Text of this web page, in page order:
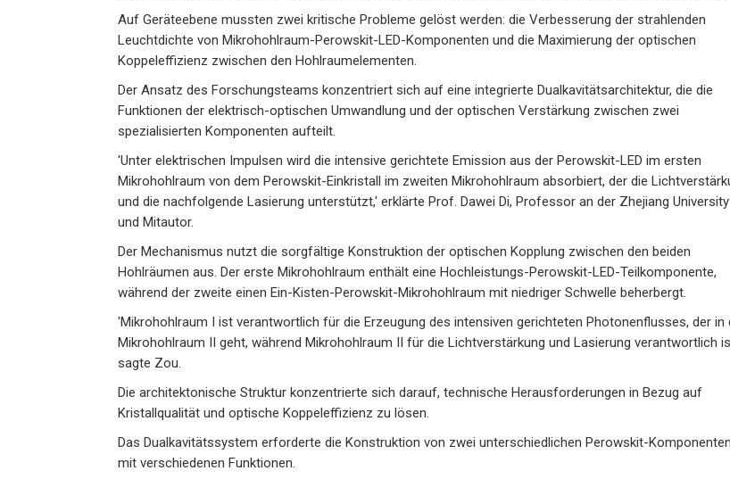
Auf Geräteebene mussten zwei kritische Probleme gelöst werden: die Verbesserung der strahlenden
Leuchtdichte von Mikrohohlraum-Perowskit-LED-Komponenten und die Maximierung der optischen
Koppeleffizienz zwischen den Hohlraumelementen.
Der Ansatz des Forschungsteams konzentriert sich auf eine integrierte Dualkavitätsarchitektur, die die
Funktionen der elektrisch-optischen Umwandlung und der optischen Verstärkung zwischen zwei
spezialisierten Komponenten aufteilt.
'Unter elektrischen Impulsen wird die intensive gerichtete Emission aus der Perowskit-LED im ersten
Mikrohohlraum von dem Perowskit-Einkristall im zweiten Mikrohohlraum absorbiert, der die
und die nachfolgende Lasierung unterstützt,' erklärte Prof. Dawei Di, Professor an der Zhejiang University
und Mitautor.
Der Mechanismus nutzt die sorgfältige Konstruktion der optischen Kopplung zwischen den beiden
Hohlräumen aus. Der erste Mikrohohlraum enthält eine Hochleistungs-Perowskit-LED-Teilkomponente,
während der zweite einen Ein-Kisten-Perowskit-Mikrohohlraum mit niedriger Schwelle beherbergt.
'Mikrohohlraum I ist verantwortlich für die Erzeugung des intensiven gerichteten Photonenflusses, der in
Mikrohohlraum II geht, während Mikrohohlraum II für die Lichtverstärkung und Lasierung verantwortlich
sagte Zou.
Die architektonische Struktur konzentrierte sich darauf, technische Herausforderungen in Bezug auf
Kristallqualität und optische Koppeleffizienz zu lösen.
Das Dualkavitätssystem erforderte die Konstruktion von zwei unterschiedlichen Perowskit-Komponenten
mit verschiedenen Funktionen.